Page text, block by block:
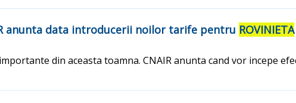
anunta data introducerii noilor tarife pentru ROVINIETA
din aceasta toamna. CNAIR anunta cand vor incepe